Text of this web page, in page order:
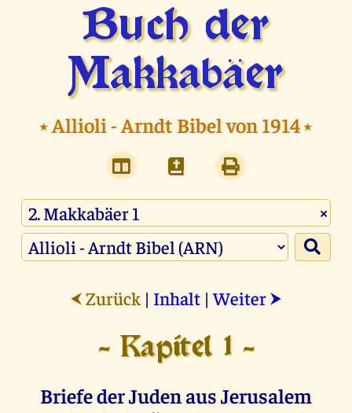
Buch der
Makkabäer
⭑Allioli - Arndt Bibel von 1914⭑
×
⮜ Zurück | Inhalt |Weiter ⮞
- Kapitel 1 -
Briefe der Juden aus Jerusalem